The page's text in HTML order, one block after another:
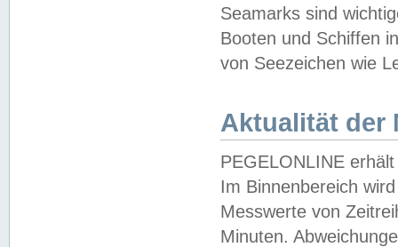
Seamarks sind
Booten und Schiffen
von Seezeichen wie
Aktualität der
PEGELONLINE
Im Binnenbereich
Messwerte von
Minuten.